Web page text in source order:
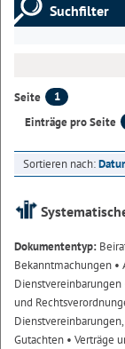
Suchfilter
Seite
1
Einträge pro Seite
Sortieren nach:
Dokumententyp:
Bekanntmachungen •
Dienstvereinbarungen
und
Gutachten • Verträge